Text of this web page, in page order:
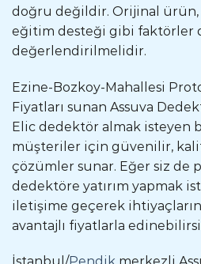
doğru değildir. Orijinal ürün,
eğitim desteği gibi faktörler
değerlendirilmelidir.
Ezine-Bozkoy-Mahallesi
Fiyatları sunan Assuva
Elic dedektör almak isteyen
müşteriler için güvenilir,
çözümler sunar. Eğer siz de
dedektöre yatırım yapmak
iletişime geçerek
avantajlı fiyatlarla